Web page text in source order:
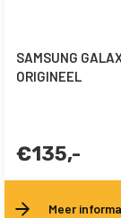
SAMSUNG
ORIGINEEL
€135,-
Meer